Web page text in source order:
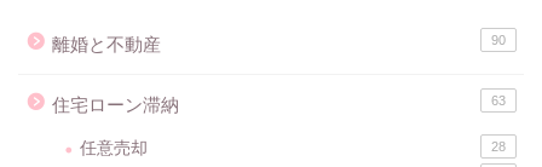
離婚と不動産 90
住宅ローン滞納 63
任意売却 28